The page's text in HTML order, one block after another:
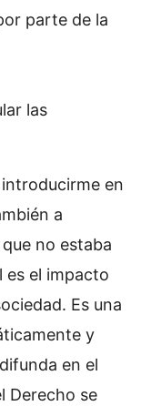
parte de la
las
en
a
no estaba
es el impacto
Es una
y
en el
Derecho se